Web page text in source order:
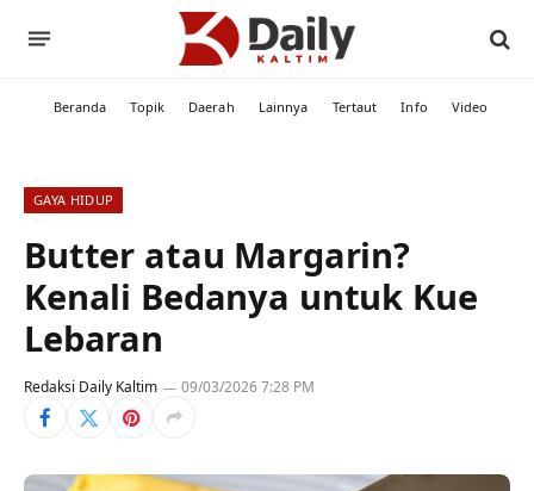
Beranda Topik Daerah Lainnya Tertaut Info Video
GAYA HIDUP
Butter atau Margarin?
Kenali Bedanya untuk Kue
Lebaran
Redaksi Daily Kaltim 09/03/2026 7:28 PM